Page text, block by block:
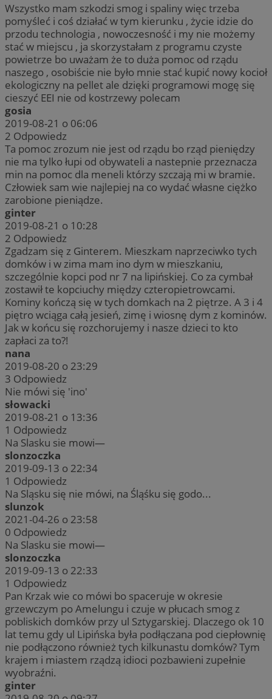
Wszystko mam szkodzi smog i spaliny więc trzeba
pomyśleć i coś działać w tym kierunku , życie idzie do
przodu technologia , nowoczesność i my nie możemy
stać w miejscu , ja skorzystałam z programu czyste
powietrze bo uważam że to duża pomoc od rządu
naszego , osobiście nie było mnie stać kupić nowy kocioł
ekologiczny na pellet ale dzięki programowi mogę się
cieszyć EEI nie od kostrzewy polecam
gosia
2019-08-21 o 06:06
2 Odpowiedz
Ta pomoc zrozum nie jest od rządu bo rząd pieniędzy
nie ma tylko łupi od obywateli a nastepnie przeznacza
min na pomoc dla meneli którzy szczają mi w bramie.
Człowiek sam wie najlepiej na co wydać własne ciężko
zarobione pieniądze.
ginter
2019-08-21 o 10:28
2 Odpowiedz
Zgadzam się z Ginterem. Mieszkam naprzeciwko tych
domków i w zima mam ino dym w mieszkaniu,
szczególnie kopci pod nr 7 na lipińskiej. Co za cymbał
zostawił te kopciuchy między czteropietrowcami.
Kominy kończą się w tych domkach na 2 piętrze. A 3 i 4
piętro wciąga całą jesień, zimę i wiosnę dym z kominów.
Jak w końcu się rozchorujemy i nasze dzieci to kto
zapłaci za to?!
nana
2019-08-20 o 23:29
3 Odpowiedz
Nie mówi się 'ino'
słowacki
2019-08-21 o 13:36
1 Odpowiedz
Na Slasku sie mowi—
slonzoczka
2019-09-13 o 22:34
1 Odpowiedz
Na Sląsku się nie mówi, na Śląśku się godo...
slunzok
2021-04-26 o 23:58
0 Odpowiedz
Na Slasku sie mowi—
slonzoczka
2019-09-13 o 22:33
1 Odpowiedz
Pan Krzak wie co mówi bo spaceruje w okresie
grzewczym po Amelungu i czuje w płucach smog z
pobliskich domków przy ul Sztygarskiej. Dlaczego ok 10
lat temu gdy ul Lipińska była podłączana pod ciepłownię
nie podłączono również tych kilkunastu domków? Tym
krajem i miastem rządzą idioci pozbawieni zupełnie
wyobraźni.
ginter